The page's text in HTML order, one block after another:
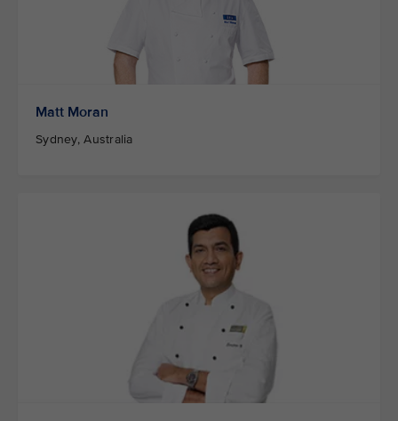
Matt Moran
Sydney, Australia